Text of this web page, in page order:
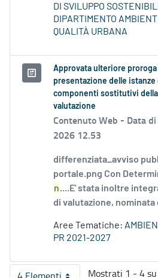
DI SVILUPPO
DIPARTIMENTO
QUALITÀ URBANA
Approvata ulteriore
presentazione delle istanze
componenti sostitutivi
valutazione
Contenuto Web - Data
2026 12.53
differenziata_avviso
portale.png Con
n....E' stata inoltre
di valutazione, nominata
Aree Tematiche:
PR 2021-2027
Mostrati 1 - 4